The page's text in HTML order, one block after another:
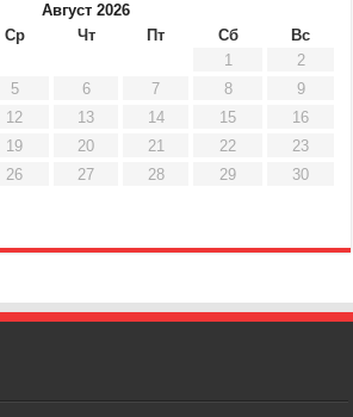
Август 2026
Ср Чт Пт Сб
Вс
1
2
5 6 7 8
9
12 13 14 15
16
19 20 21 22
23
26 27 28 29
30